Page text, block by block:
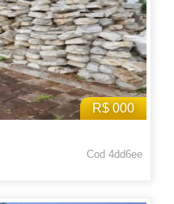
R$ 000
Cod 4dd6ee